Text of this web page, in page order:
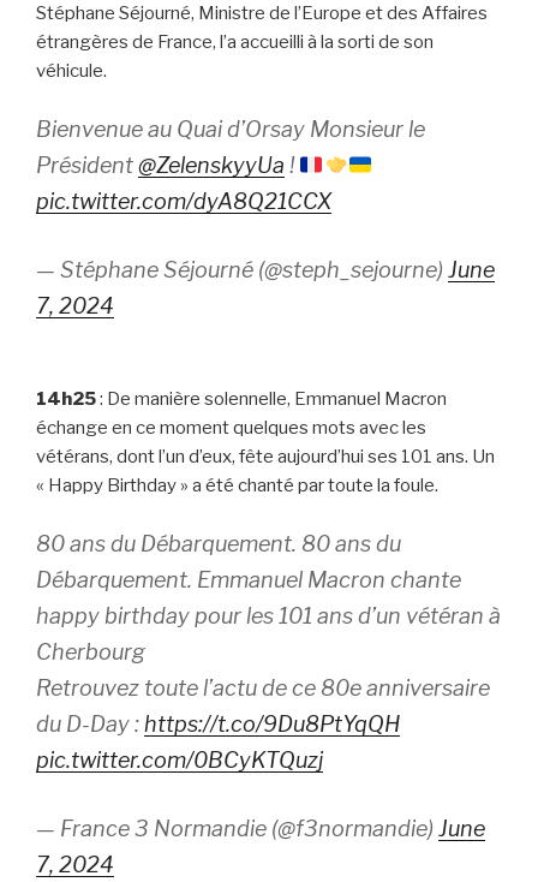
Stéphane Séjourné, Ministre de l’Europe et des Affaires
étrangères de France, l’a accueilli à la sorti de son
véhicule.
Bienvenue au Quai d’Orsay Monsieur le
Président@ZelenskyyUa !
pic.twitter.com/dyA8Q21CCX
— Stéphane Séjourné (@steph_sejourne) June
7, 2024
14h25: De manière solennelle, Emmanuel Macron
échange en ce moment quelques mots avec les
vétérans, dont l’un d’eux, fête aujourd’hui ses 101 ans. Un
« Happy Birthday » a été chanté par toute la foule.
80 ans du Débarquement. 80 ans du
Débarquement. Emmanuel Macron chante
happy birthday pour les 101 ans d’un vétéran à
Cherbourg
Retrouvez toute l’actu de ce 80e anniversaire
du D-Day :https://t.co/9Du8PtYqQH
pic.twitter.com/0BCyKTQuzj
— France 3 Normandie (@f3normandie) June
7, 2024